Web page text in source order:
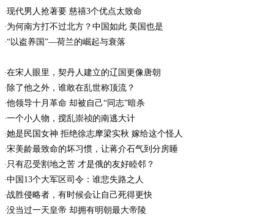
现代男人抢著要 慈禧3个优点太致命
为何南方打不过北方？中国如此 美国也是
“以盗养国”—荷兰的崛起与衰落
在宋人眼里，契丹人建立的辽国更像唐朝
除了他之外，谁敢在乱世称顶流？
他领导十月革命 却被自己“同志”暗杀
一个小人物，搅乱崇祯的南逃大计
她是民国女神 拒绝徐志摩梁实秋 嫁给这个怪人
宋美龄最致命的坏习惯，让蒋介石气到分房睡
只有忍受割地之苦 才是俄的友好睦邻？
中国13个大军区司令：谁悲失路之人
战胜侵略者，有时候会让自己死得更快
没当过一天皇帝 却拥有明朝最大帝陵